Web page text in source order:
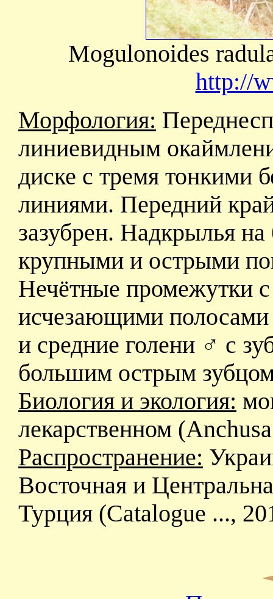
Mogulonoides
http://
Морфология:
линиевидным
диске с тремя тонкими
линиями. Передний
зазубрен. Надкрылья
крупными и острыми
Нечётные промежутки
исчезающими
и средние голени ♂ с
большим острым
Биология и экология:
лекарственном
Распространение:
Восточная и
Турция (Catalogue ...,